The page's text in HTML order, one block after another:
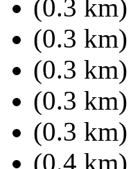
(0.3 km)
(0.3 km)
(0.3 km)
(0.3 km)
(0.3 km)
(0.4 km)